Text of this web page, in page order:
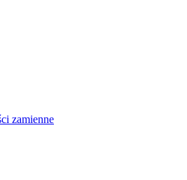
zamienne